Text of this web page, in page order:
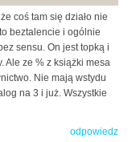
coś tam się działo nie
beztalencie i ogólnie
sensu. On jest topką i
Ale ze % z książki mesa
Nie mają wstydu
na 3 i już. Wszystkie
odpowiedz